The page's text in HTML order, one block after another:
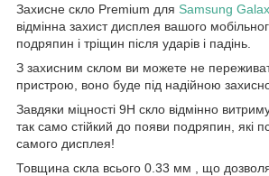
Захисне скло Premium для Samsung
відмінна захист дисплея вашого
подряпин і тріщин після ударів і падінь.
З захисним склом ви можете не
пристрою, воно буде під надійною
Завдяки міцності 9Н скло відмінно
так само стійкий до появи подряпин, які
самого дисплея!
Товщина скла всього 0.33 мм , що